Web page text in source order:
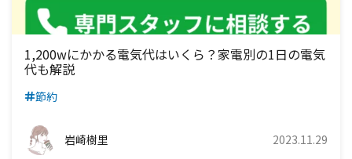
九州電力エリア
四国電力エリア
九州電力エリア
中国電力エリア
四国電力エリア
関西電力エリア
中国電力エリア
九州電力エリア
中部電力エリア
関西電力エリア
四国電力エリア
1,200wにかかる電気代はいくら？家電別の1日の電気
代も解説
節約
岩崎樹里 2023.11.29